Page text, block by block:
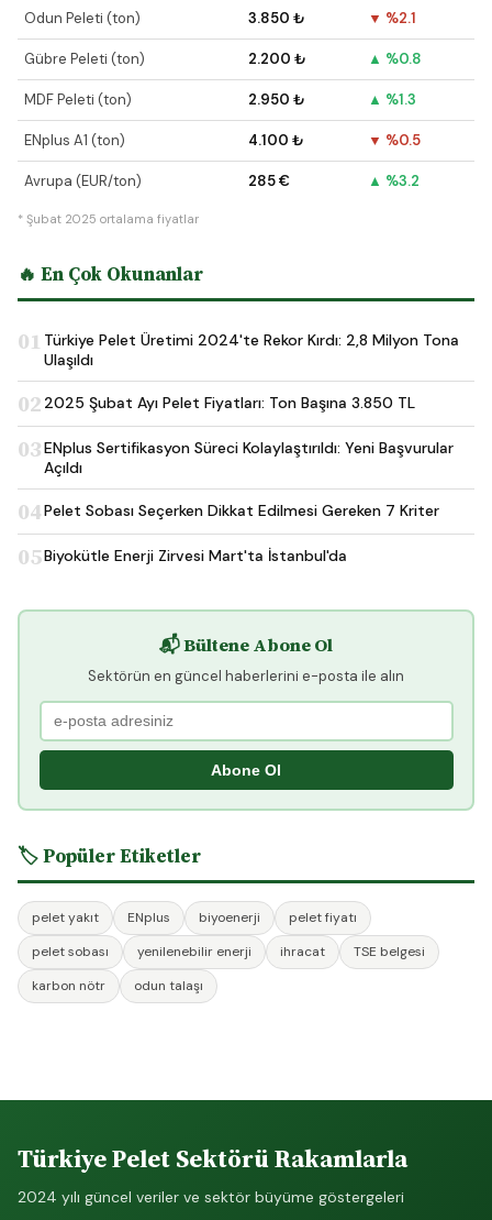
Odun Peleti (ton) 3.850 ₺ ▼ %2.1
Gübre Peleti (ton) 2.200 ₺ ▲ %0.8
MDF Peleti (ton) 2.950 ₺ ▲ %1.3
ENplus A1 (ton) 4.100 ₺ ▼ %0.5
Avrupa (EUR/ton) 285 € ▲ %3.2
* Şubat 2025 ortalama fiyatlar
🔥 En Çok Okunanlar
01 Türkiye Pelet Üretimi 2024'te Rekor Kırdı: 2,8 Milyon Tona
Ulaşıldı
02 2025 Şubat Ayı Pelet Fiyatları: Ton Başına 3.850 TL
03ENplus Sertifikasyon Süreci Kolaylaştırıldı: Yeni Başvurular
Açıldı
04Pelet Sobası Seçerken Dikkat Edilmesi Gereken 7 Kriter
05Biyokütle Enerji Zirvesi Mart'ta İstanbul'da
📬 Bültene Abone Ol
Sektörün en güncel haberlerini e-posta ile alın
Abone Ol
🏷️ Popüler Etiketler
pelet yakıt ENplus biyoenerji
pelet fiyatı
pelet sobası
yenilenebilir enerji ihracat
TSE belgesi
karbon nötr
odun talaşı
Türkiye Pelet Sektörü Rakamlarla
2024 yılı güncel veriler ve sektör büyüme göstergeleri